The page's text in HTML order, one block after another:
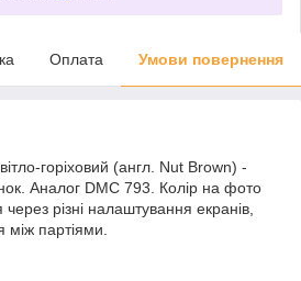
Оплата Умови повернення
горіховий (англ. Nut Brown) -
Аналог DMC 793. Колір на фото
різні налаштування екранів,
між партіями.